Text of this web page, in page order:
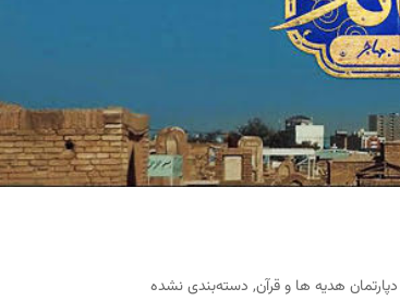
دپارتمان هدیه ها و قرآن, دسته‌بندی نشده